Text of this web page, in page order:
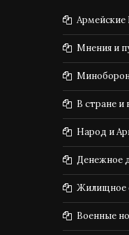
Армейские
Мнения и
В стране и
Народ и
Денежное
Жилищное
Военные